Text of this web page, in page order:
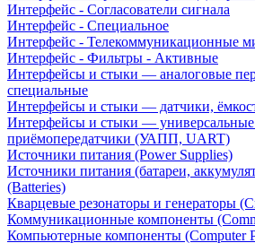
Интерфейс - Согласователи сигнала
Интерфейс - Специальное
Интерфейс - Телекоммуникационные
Интерфейс - Фильтры - Активные
Интерфейсы и стыки — аналоговые
специальные
Интерфейсы и стыки — датчики,
Интерфейсы и стыки —
приёмопередатчики (УАПП, UART)
Источники питания (Power Supplies)
Источники питания (батареи,
(Batteries)
Кварцевые резонаторы и генераторы
Коммуникационные компоненты
Компьютерные компоненты (Computer